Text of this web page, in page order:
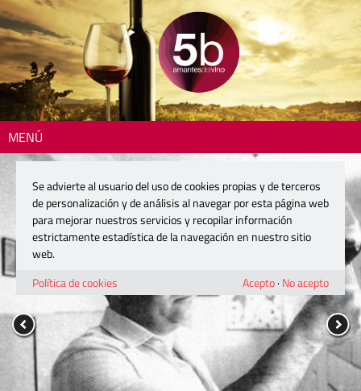
MENÚ
Se advierte al usuario del uso de cookies propias y de terceros
de personalización y de análisis al navegar por esta página web
para mejorar nuestros servicios y recopilar información
estrictamente estadística de la navegación en nuestro sitio
web.
Política de cookies
Acepto· No acepto